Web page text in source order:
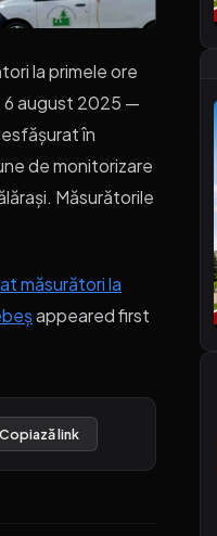
la primele ore
6 august 2025 —
în
de monitorizare
Măsurătorile
măsurători la
appeared first
Copiază link